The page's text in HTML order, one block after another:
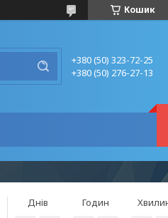
Кошик
+380 (50) 323-72-25
+380 (50) 276-27-13
Днів Годин